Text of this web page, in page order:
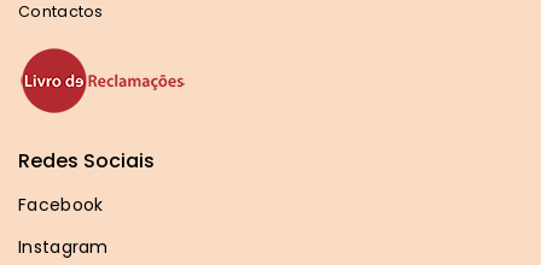
Contactos
Redes Sociais
Facebook
Instagram